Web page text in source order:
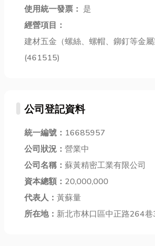
中扮演著...
使用統一發票： 是
經營項目：
建材五金（螺絲、螺帽、鉚釘等金
(461515)
公司登記資料
統一編號： 16685957
公司狀況： 營業中
公司名稱： 蘇黃精密工業有限公司
資本總額： 20,000,000
代表人： 黃蘇量
所在地： 新北市林口區中正路264